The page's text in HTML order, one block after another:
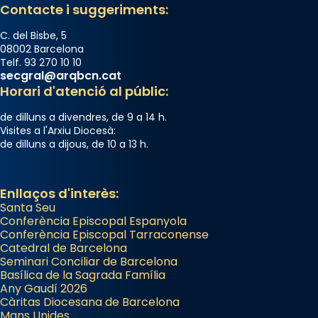
Photo
View on Facebook Share
Arquebisbat de Barcelona
2 weeks ago
Memòria de les santes Juliana i
Acompanyant la història de sant Cugat, a
partir de l’Edat Mitjana sorgeix la tradició
que les santes Juliana (“relatiu a Júlia”) i
Semproniana (“relatiu a Semprònia =
eterna”) són deixebles seves. I l’any 1667, el
frare Joan Gaspar Roig, afirma en una obra
que les santes són filles de l’antiga Iluro.
Contacte i suggeriments:
C. del Bisbe, 5
08002 Barcelona
Telf. 93 270 10 10
secgral@arqbcn.cat
Horari d'atenció al públic:
de dilluns a divendres, de 9 a 14 h.
Visites a l'Arxiu Diocesà:
de dilluns a dijous, de 10 a 13 h.
Enllaços d'interès:
Santa Seu
Conferència Episcopal Espanyola
Conferència Episcopal Tarraconense
Catedral de Barcelona
Seminari Conciliar de Barcelona
Basílica de la Sagrada Família
Any Gaudí 2026
Càritas Diocesana de Barcelona